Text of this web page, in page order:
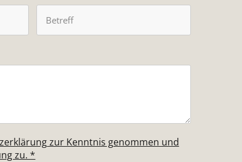
zur Kenntnis genommen und
zu. *